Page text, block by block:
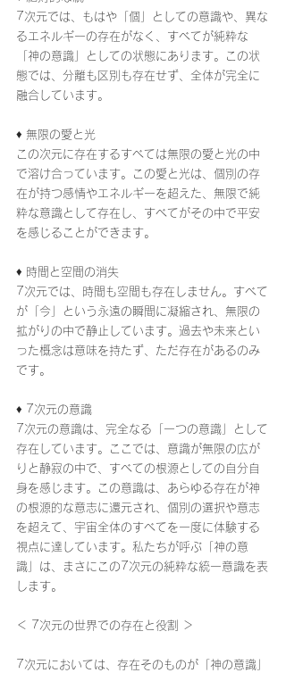
7次元では、もはや「個」としての意識や、異な
るエネルギーの存在がなく、すべてが純粋な
「神の意識」としての状態にあります。この状
態では、分離も区別も存在せず、全体が完全に
融合しています。
♦ 無限の愛と光
この次元に存在するすべては無限の愛と光の中
で溶け合っています。この愛と光は、個別の存
在が持つ感情やエネルギーを超えた、無限で純
粋な意識として存在し、すべてがその中で平安
を感じることができます。
♦ 時間と空間の消失
7次元では、時間も空間も存在しません。すべて
が「今」という永遠の瞬間に凝縮され、無限の
拡がりの中で静止しています。過去や未来とい
った概念は意味を持たず、ただ存在があるのみ
です。
♦ 7次元の意識
7次元の意識は、完全なる「一つの意識」として
存在しています。ここでは、意識が無限の広が
りと静寂の中で、すべての根源としての自分自
身を感じます。この意識は、あらゆる存在が神
の根源的な意志に還元され、個別の選択や意志
を超えて、宇宙全体のすべてを一度に体験する
視点に達しています。私たちが呼ぶ「神の意
識」は、まさにこの7次元の純粋な統一意識を表
します。
＜ 7次元の世界での存在と役割 ＞
7次元においては、存在そのものが「神の意識」